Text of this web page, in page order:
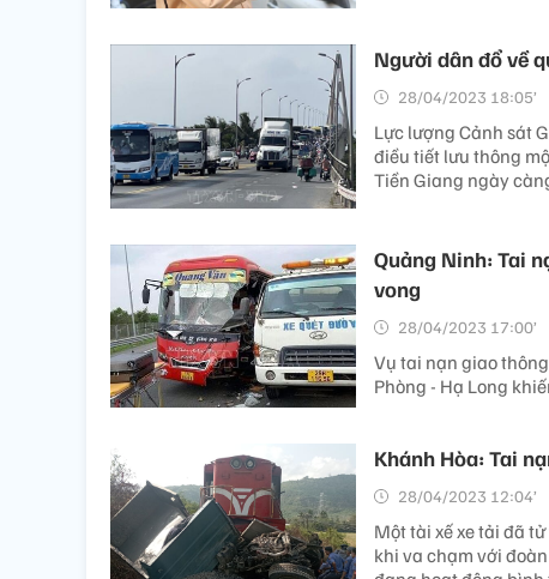
Người dân đổ về
28/04/2023 18:05’
Lực lượng Cảnh sát
điều tiết lưu thông
Tiền Giang ngày
Quảng Ninh: Tai
vong
28/04/2023 17:00’
Vụ tai nạn giao
Phòng - Hạ Long
Khánh Hòa: Tai
28/04/2023 12:04’
Một tài xế xe tải đã
khi va chạm với